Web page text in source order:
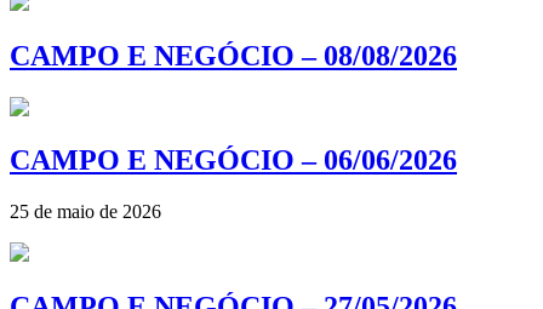
CAMPO E NEGÓCIO – 08/08/2026
CAMPO E NEGÓCIO – 06/06/2026
25 de maio de 2026